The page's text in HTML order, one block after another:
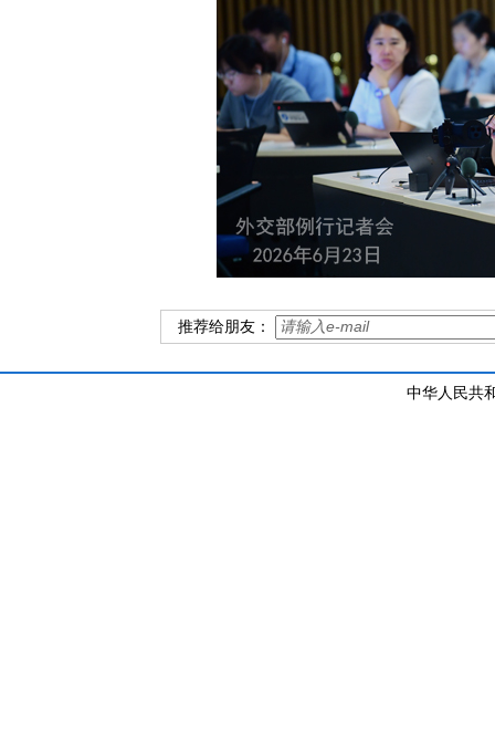
推荐给朋友：
中华人民共